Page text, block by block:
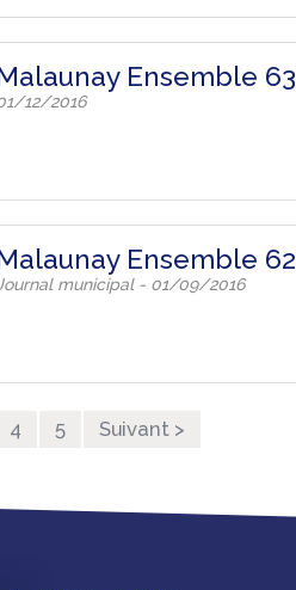
Ensemble 63
12/2016
Ensemble 62
Journal municipal - 01/09/2016
4 5 Suivant >